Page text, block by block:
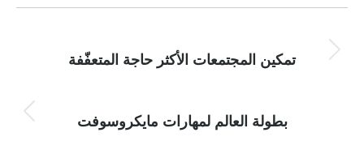
navigation
Previous
بطولة العالم لمهارات مايكروسوفت
Next
تمكين المجتمعات الأكثر حاجة المتعفّفة